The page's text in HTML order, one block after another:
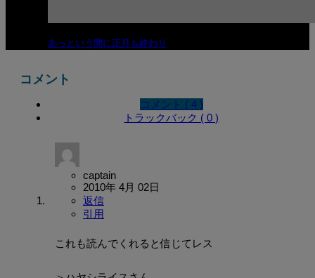
あっという間に正月も終わり
コメント
コメント ( 4 )
トラックバック ( 0 )
captain
2010年 4月 02日
返信
引用
これも読んでくれると信じてレス